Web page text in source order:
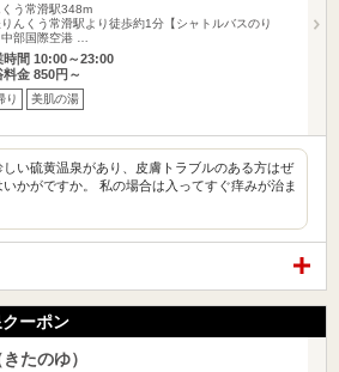
くう常滑駅348m
んくう常滑駅より徒歩約1分【シャトルバスのり
部国際空港 …
時間 10:00～23:00
料金 850円～
り 美肌の湯
い硫黄温泉があり、皮膚トラブルのある方はぜ
かがですか。 私の場合は入ってすぐ痒みが治ま
ーポン
たのゆ）